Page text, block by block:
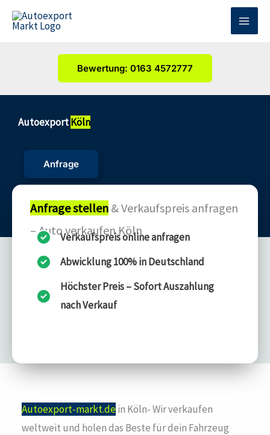
Zum
Inhalt
Bewertung: 0163 4572777
AutoexportKöln
Anfrage
Anfrage stellen & Verkaufspreis anfragen
– Auto verkaufen Köln
Verkaufspreis online anfragen
Abwicklung 100% in Deutschland
Höchster Preis – Sofort Auszahlung
nach Verkauf
Autoexport-markt.de in Köln- Wir verkaufen
weltweit und holen das Beste für dein Fahrzeug